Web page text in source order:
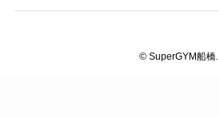
©SuperGYM船橋.